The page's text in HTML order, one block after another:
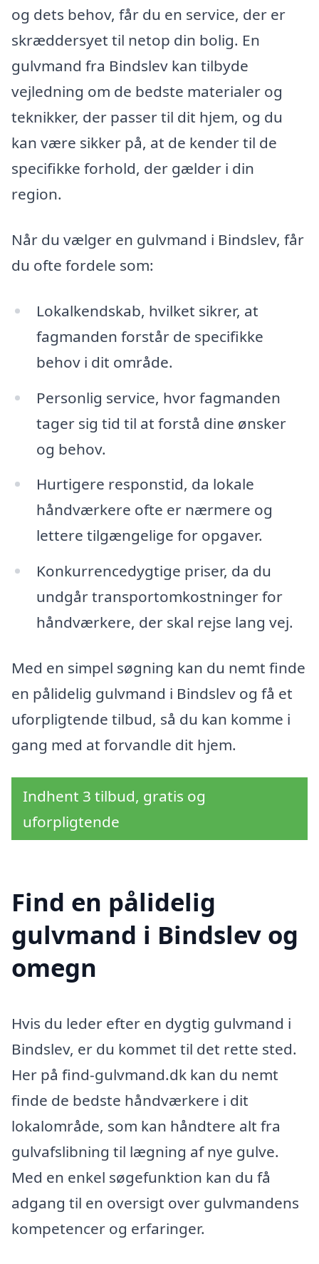
og dets behov, får du en service, der er
skræddersyet til netop din bolig. En
gulvmand fra Bindslev kan tilbyde
vejledning om de bedste materialer og
teknikker, der passer til dit hjem, og du
kan være sikker på, at de kender til de
specifikke forhold, der gælder i din
region.
Når du vælger en gulvmand i Bindslev, får
du ofte fordele som:
Lokalkendskab, hvilket sikrer, at
fagmanden forstår de specifikke
behov i dit område.
Personlig service, hvor fagmanden
tager sig tid til at forstå dine ønsker
og behov.
Hurtigere responstid, da lokale
håndværkere ofte er nærmere og
lettere tilgængelige for opgaver.
Konkurrencedygtige priser, da du
undgår transportomkostninger for
håndværkere, der skal rejse lang vej.
Med en simpel søgning kan du nemt finde
en pålidelig gulvmand i Bindslev og få et
uforpligtende tilbud, så du kan komme i
gang med at forvandle dit hjem.
Indhent 3 tilbud, gratis og
uforpligtende
Find en pålidelig
gulvmand i Bindslev og
omegn
Hvis du leder efter en dygtig gulvmand i
Bindslev, er du kommet til det rette sted.
Her på find-gulvmand.dk kan du nemt
finde de bedste håndværkere i dit
lokalområde, som kan håndtere alt fra
gulvafslibning til lægning af nye gulve.
Med en enkel søgefunktion kan du få
adgang til en oversigt over gulvmandens
kompetencer og erfaringer.